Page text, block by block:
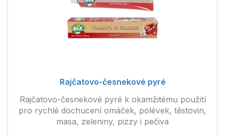
Rajčatovo-česnekové pyré
Rajčatovo-česnekové pyré k okamžitému použití
pro rychlé dochucení omáček, polévek, těstovin,
masa, zeleniny, pizzy i pečiva